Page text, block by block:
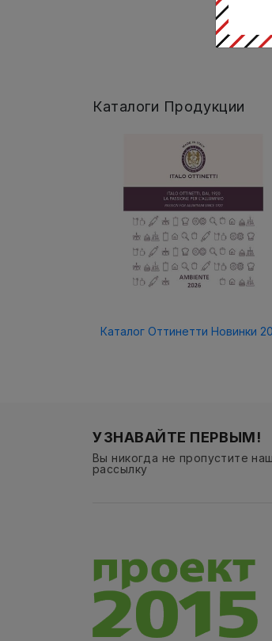
Каталоги Продукции
Каталог Оттинетти Новинки
УЗНАВАЙТЕ ПЕРВЫМ!
Вы никогда не пропустите
рассылку